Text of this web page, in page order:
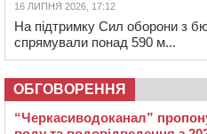
16 ЛИПНЯ 2026, 17:12
На підтримку Сил оборони з
спрямували понад 590 м...
ОБГОВОРЕННЯ
“Черкасиводоканал”